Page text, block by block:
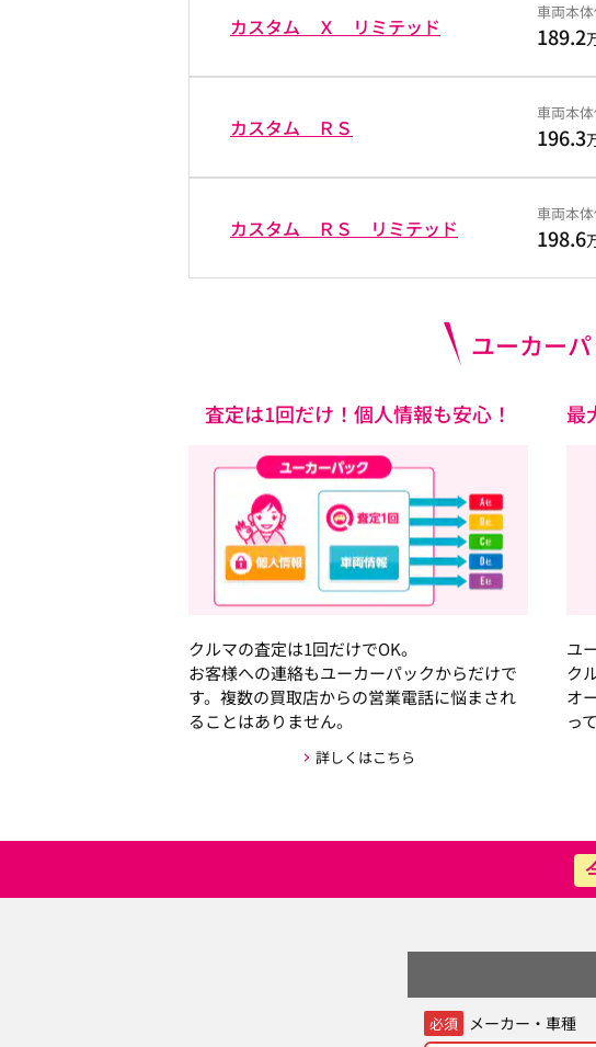
カスタム Ｘ リミテッド
車両本
189.2
カスタム ＲＳ
車両本
196.3
カスタム ＲＳ リミテッド
車両本
198.6
ユーカー
査定は1回だけ！個人情報も安心！
クルマの査定は1回だけでOK。
お客様への連絡もユーカーパックからだけで
す。複数の買取店からの営業電話に悩まされ
ることはありません。
詳しくはこちら
最
ユ
ク
オ
っ
必須 メーカー・車種